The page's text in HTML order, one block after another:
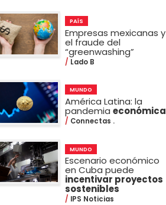
PAÍS
Empresas mexicanas y
el fraude del
“greenwashing”
Lado B
MUNDO
América Latina: la
pandemia económica
Connectas .
MUNDO
Escenario económico
en Cuba puede
incentivar proyectos
sostenibles
IPS Noticias